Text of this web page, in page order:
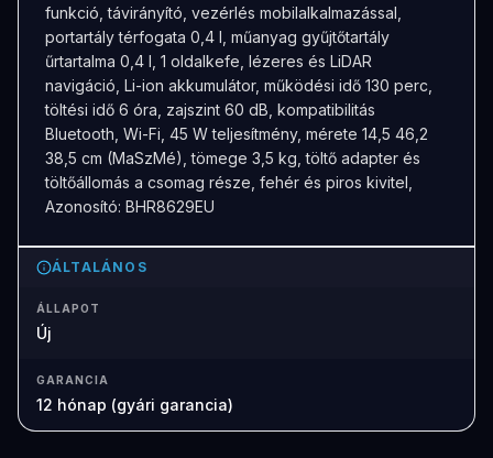
funkció, távirányító, vezérlés mobilalkalmazással,
portartály térfogata 0,4 l, műanyag gyűjtőtartály
űrtartalma 0,4 l, 1 oldalkefe, lézeres és LiDAR
navigáció, Li-ion akkumulátor, működési idő 130 perc,
töltési idő 6 óra, zajszint 60 dB, kompatibilitás
Bluetooth, Wi-Fi, 45 W teljesítmény, mérete 14,5 46,2
38,5 cm (MaSzMé), tömege 3,5 kg, töltő adapter és
töltőállomás a csomag része, fehér és piros kivitel,
Azonosító: BHR8629EU
ÁLTALÁNOS
ÁLLAPOT
Új
GARANCIA
12 hónap (gyári garancia)